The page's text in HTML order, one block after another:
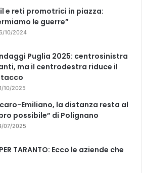
k
e reti promotrici in piazza:
le guerre”
10/2024
Puglia 2025: centrosinistra
ma il centrodestra riduce il
10/2025
Emiliano, la distanza resta al
possibile” di Polignano
07/2025
PER TARANTO: Ecco le aziende che